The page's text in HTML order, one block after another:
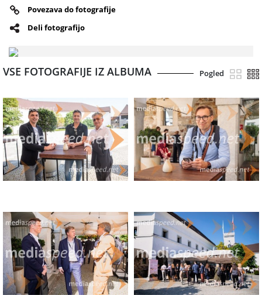
Povezava do fotografije
Deli fotografijo
VSE FOTOGRAFIJE IZ ALBUMA Pogled